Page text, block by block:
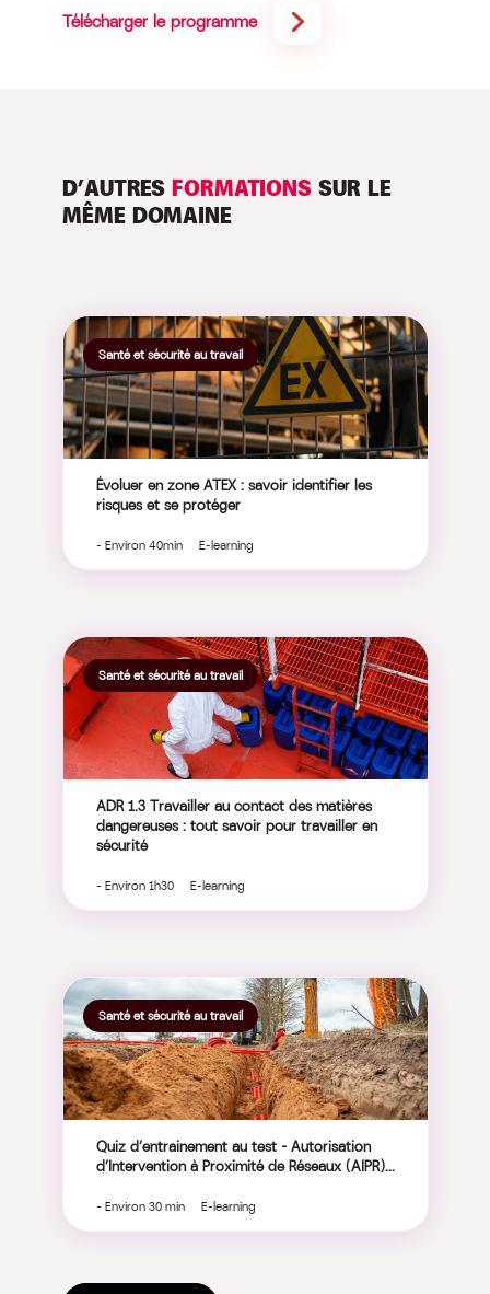
Télécharger le programme
D’AUTRES FORMATIONSSUR LE
MÊME DOMAINE
Santé et sécurité au travail
Évoluer en zone ATEX : savoir identifier les
risques et se protéger
- Environ 40min E-learning
Santé et sécurité au travail
ADR 1.3 Travailler au contact des matières
dangereuses : tout savoir pour travailler en
sécurité
- Environ 1h30 E-learning
Santé et sécurité au travail
Quiz d’entrainement au test ​- Autorisation
d’Intervention à Proximité de Réseaux (AIPR)​...
- Environ 30 min E-learning